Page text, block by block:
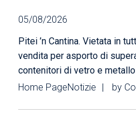
05/08/2026
Pitei ’n Cantina. Vietata in
vendita per asporto di
contenitori di vetro e metallo
Home PageNotizie by